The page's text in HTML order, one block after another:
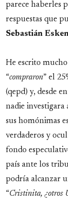
parece haberles
respuestas que
Sebastián
He escrito mucho
“compraron” el
(qepd) y, desde
nadie investigara
sus homónimas
verdaderos y
fondo
país ante los
podría alcanzar
“Cristinita, ¿otros